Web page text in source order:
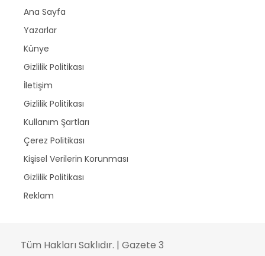
Ana Sayfa
Yazarlar
Künye
Gizlilik Politikası
İletişim
Gizlilik Politikası
Kullanım Şartları
Çerez Politikası
Kişisel Verilerin Korunması
Gizlilik Politikası
Reklam
Tüm Hakları Saklıdır. | Gazete 3